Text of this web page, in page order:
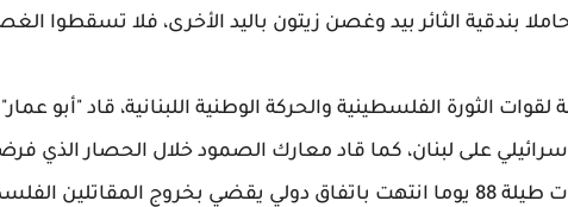
بندقية الثائر بيد وغصن زيتون باليد الأخرى، فلا تسقطوا
الثورة الفلسطينية والحركة الوطنية اللبنانية، قاد "أبو
الإسرائيلي على لبنان، كما قاد معارك الصمود خلال الحصار الذي
القوات الإسرائيلية الغازية حول بيروت طيلة 88 يوما انتهت باتفاق دولي يقضي بخروج المقاتلين